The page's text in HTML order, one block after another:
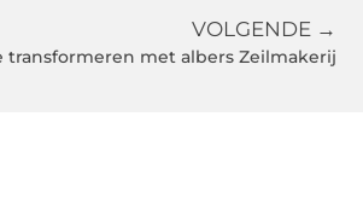
VOLGENDE →
met albers Zeilmakerij